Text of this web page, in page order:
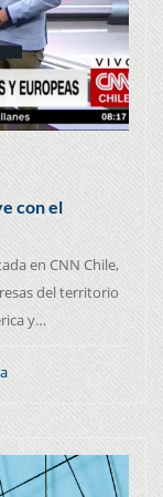
con el
en CNN Chile,
del territorio
y…